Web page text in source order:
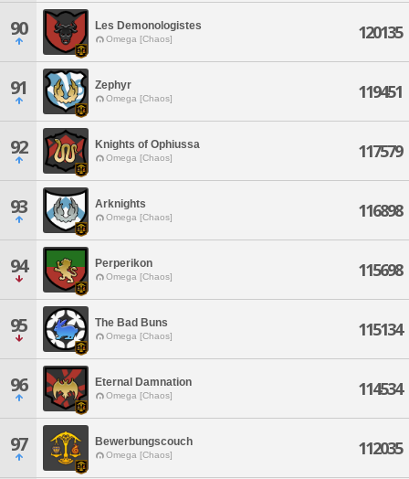
90 Les Demonologistes
Omega [Chaos] 120135
91 Zephyr
Omega [Chaos] 119451
92 Knights of Ophiussa
Omega [Chaos] 117579
93 Arknights
Omega [Chaos] 116898
94 Perperikon
Omega [Chaos] 115698
95 The Bad Buns
Omega [Chaos] 115134
96 Eternal Damnation
Omega [Chaos] 114534
97 Bewerbungscouch
Omega [Chaos] 112035